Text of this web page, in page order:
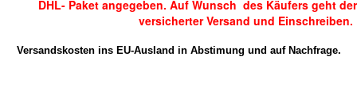
DHL- Paket angegeben. Auf Wunsch des Käufers geht
versicherter Versand und Einschreiben.
Versandskosten ins EU-Ausland in Abstimung und auf Nachfrage.